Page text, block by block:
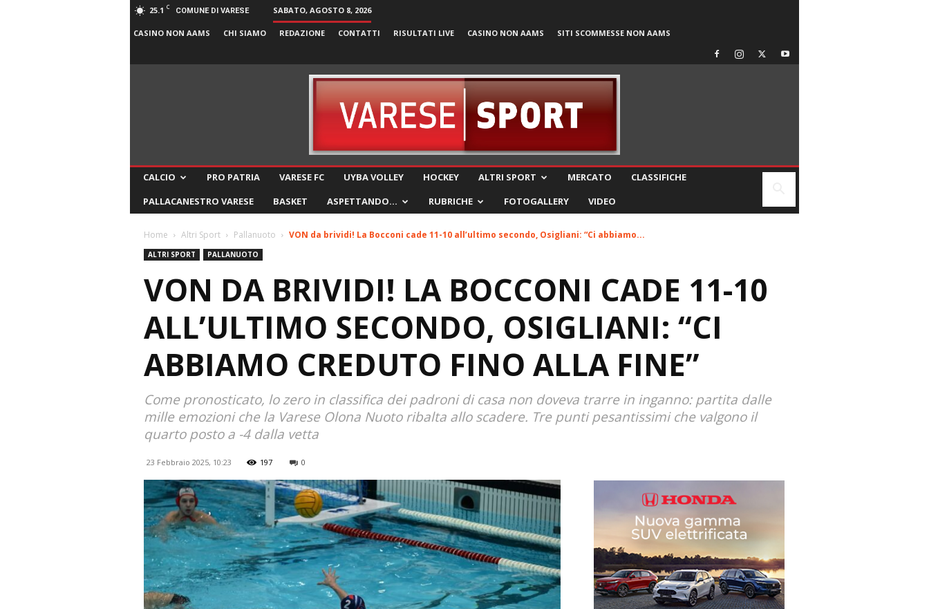
25.1 C COMUNE DI VARESE SABATO, AGOSTO 8, 2026
CASINO NON AAMS CHI SIAMO REDAZIONE CONTATTI RISULTATI LIVE CASINO NON AAMS SITI SCOMMESSE NON AAMS
CALCIO PRO PATRIA VARESE FC UYBA VOLLEY HOCKEY ALTRI SPORT MERCATO
CLASSIFICHE
PALLACANESTRO VARESE
BASKET ASPETTANDO… RUBRICHE FOTOGALLERY VIDEO
Home Altri Sport Pallanuoto VON da brividi! La Bocconi cade 11-10 all’ultimo secondo, Osigliani: “Ci abbiamo...
ALTRI SPORT PALLANUOTO
VON DA BRIVIDI! LA BOCCONI CADE 11-10
ALL’ULTIMO SECONDO, OSIGLIANI: “CI
ABBIAMO CREDUTO FINO ALLA FINE”
Come pronosticato, lo zero in classifica dei padroni di casa non doveva trarre in inganno: partita dalle
mille emozioni che la Varese Olona Nuoto ribalta allo scadere. Tre punti pesantissimi che valgono il
quarto posto a -4 dalla vetta
23 Febbraio 2025, 10:23 197 0